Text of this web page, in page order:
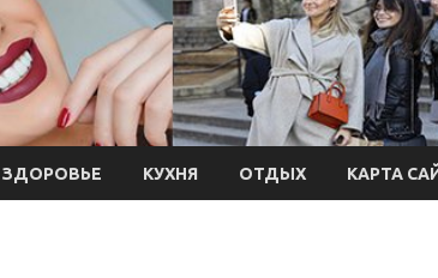
ЗДОРОВЬЕ КУХНЯ ОТДЫХ КАРТА